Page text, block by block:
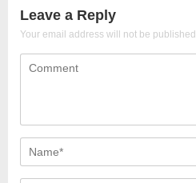
Leave a Reply
Your email address will not be published.